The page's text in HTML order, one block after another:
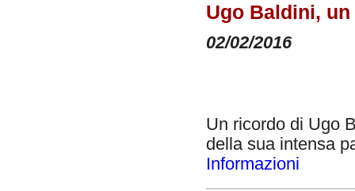
Ugo Baldini,
02/02/2016
Un ricordo di Ugo
della sua intensa
Informazioni